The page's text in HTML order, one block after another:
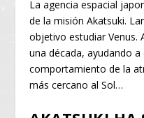
La agencia espacial
de la misión Akatsuki.
objetivo estudiar Venus.
una década, ayudando
comportamiento de la
más cercano al Sol…